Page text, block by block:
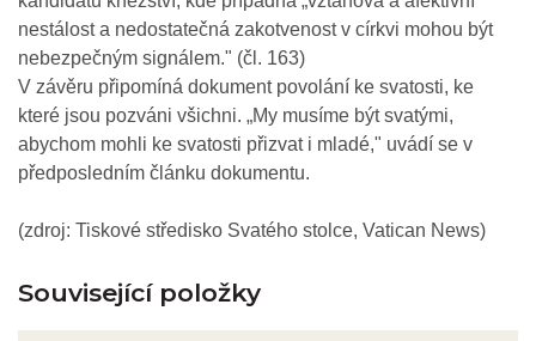
nestálost a nedostatečná zakotvenost v církvi mohou být
nebezpečným signálem." (čl. 163)
V závěru připomíná dokument povolání ke svatosti, ke
které jsou pozváni všichni. „My musíme být svatými,
abychom mohli ke svatosti přizvat i mladé," uvádí se v
předposledním článku dokumentu.
(zdroj: Tiskové středisko Svatého stolce, Vatican News)
Související položky